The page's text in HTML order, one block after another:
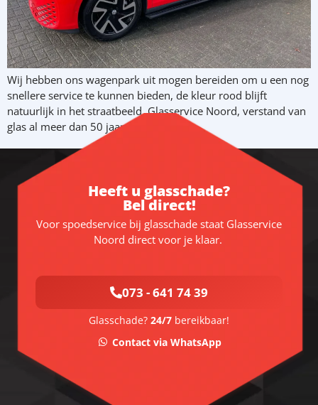
Wij hebben ons wagenpark uit mogen bereiden om u een nog
snellere service te kunnen bieden, de kleur rood blijft
natuurlijk in het straatbeeld. Glasservice Noord, verstand van
glas al meer dan 50 jaar.
Heeft u glasschade?
Bel direct!
Voor spoedservice bij glasschade staat Glasservice
Noord direct voor je klaar.
073 - 641 74 39
Glasschade? 24/7 bereikbaar!
Contact via WhatsApp